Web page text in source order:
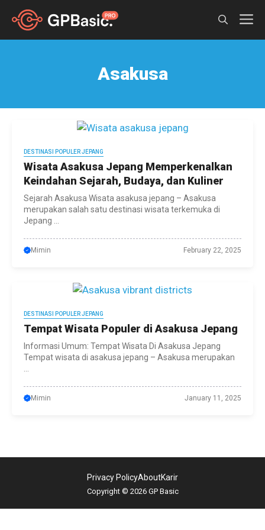
Asakusa
DESTINASI POPULER JEPANG
Wisata Asakusa Jepang Memperkenalkan
Keindahan Sejarah, Budaya, dan Kuliner
Sejarah Asakusa Wisata asakusa jepang – Asakusa
merupakan salah satu destinasi wisata terkemuka di
Jepang ...
Mimin February 22, 2025
DESTINASI POPULER JEPANG
Tempat Wisata Populer di Asakusa Jepang
Informasi Umum: Tempat Wisata Di Asakusa Jepang
Tempat wisata di asakusa jepang – Asakusa merupakan
Mimin January 11, 2025
Copyright © 2026 GP Basic
Privacy PolicyAboutKarir